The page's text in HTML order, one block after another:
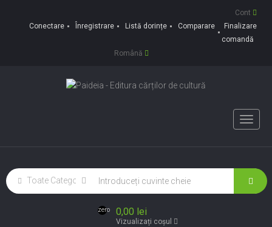
Cont
Conectare
Înregistrare Listă dorințe Comparare
Finalizare
comandă
Română
Toggle
zero 0,00 lei
Vizualizați coșul